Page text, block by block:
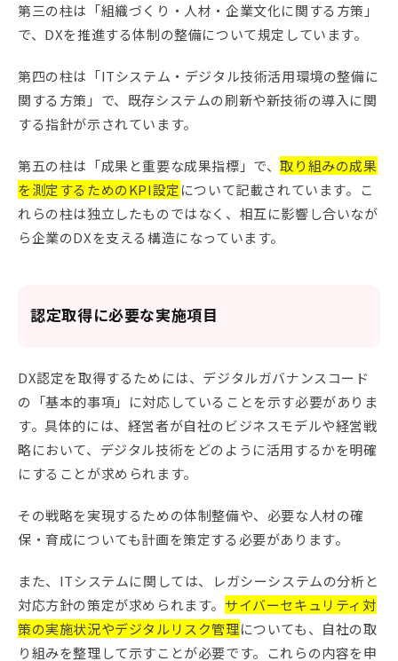
第三の柱は「組織づくり・人材・企業文化に関する方策」
で、DXを推進する体制の整備について規定しています。
第四の柱は「ITシステム・デジタル技術活用環境の整備に
関する方策」で、既存システムの刷新や新技術の導入に関
する指針が示されています。
第五の柱は「成果と重要な成果指標」で、取り組みの成果
を測定するためのKPI設定について記載されています。こ
れらの柱は独立したものではなく、相互に影響し合いなが
ら企業のDXを支える構造になっています。
認定取得に必要な実施項目
DX認定を取得するためには、デジタルガバナンスコード
の「基本的事項」に対応していることを示す必要がありま
す。具体的には、経営者が自社のビジネスモデルや経営戦
略において、デジタル技術をどのように活用するかを明確
にすることが求められます。
その戦略を実現するための体制整備や、必要な人材の確
保・育成についても計画を策定する必要があります。
また、ITシステムに関しては、レガシーシステムの分析と
対応方針の策定が求められます。 サイバーセキュリティ対
策の実施状況やデジタルリスク管理についても、自社の取
り組みを整理して示すことが必要です。これらの内容を申